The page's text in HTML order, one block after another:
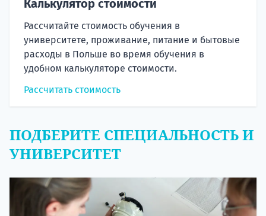
Калькулятор стоимости
Рассчитайте стоимость обучения в
университете, проживание, питание и бытовые
расходы в Польше во время обучения в
удобном калькуляторе стоимости.
Рассчитать стоимость
ПОДБЕРИТЕ СПЕЦИАЛЬНОСТЬ И
УНИВЕРСИТЕТ